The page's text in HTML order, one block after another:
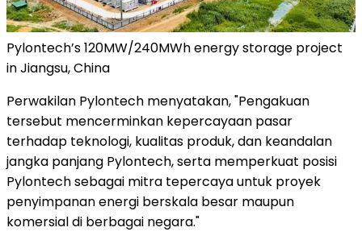
Pylontech’s 120MW/240MWh energy storage project
in Jiangsu, China
Perwakilan Pylontech menyatakan, "Pengakuan
tersebut mencerminkan kepercayaan pasar
terhadap teknologi, kualitas produk, dan keandalan
jangka panjang Pylontech, serta memperkuat posisi
Pylontech sebagai mitra tepercaya untuk proyek
penyimpanan energi berskala besar maupun
komersial di berbagai negara."